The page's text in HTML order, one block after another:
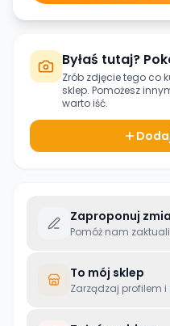
Byłaś tutaj?
Zrób zdjęcie tego co
sklep. Pomożesz
warto iść.
Zaproponuj
Pomóż nam
To mój sklep
Zarządzaj profilem